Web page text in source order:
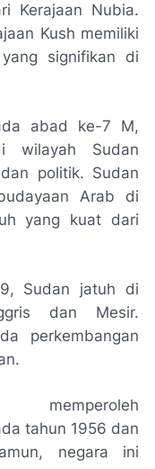
Kerajaan Nubia.
Kush memiliki
signifikan di
abad ke-7 M,
wilayah Sudan
politik. Sudan
Arab di
yang kuat dari
Sudan jatuh di
dan Mesir.
perkembangan
memperoleh
tahun 1956 dan
negara ini